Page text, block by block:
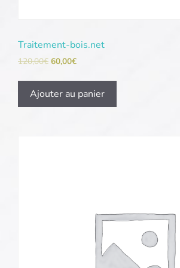
Traitement-bois.net
120,00€ 60,00€
Ajouter au panier